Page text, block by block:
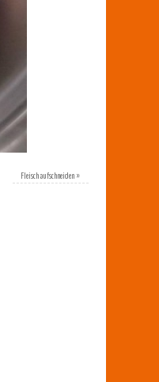
Fleisch aufschneiden»